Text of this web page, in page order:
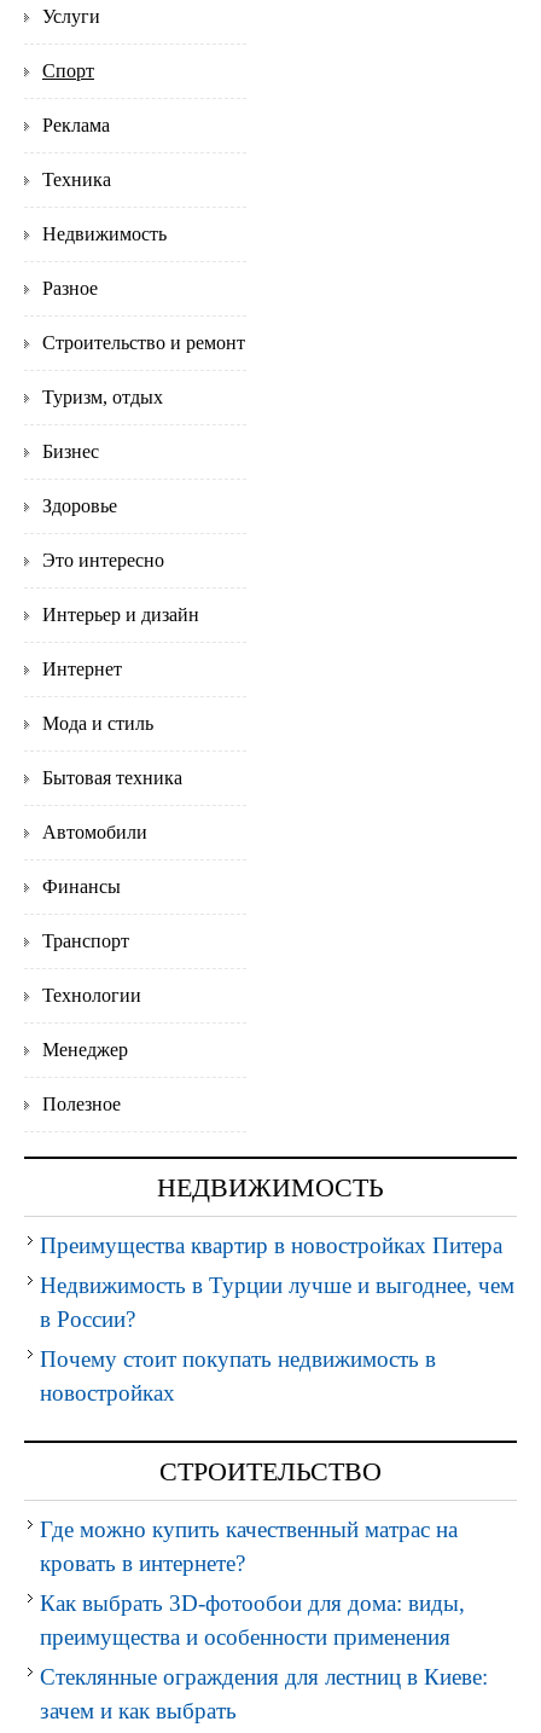
Услуги
Спорт
Реклама
Техника
Недвижимость
Разное
Строительство и ремонт
Туризм, отдых
Бизнес
Здоровье
Это интересно
Интерьер и дизайн
Интернет
Мода и стиль
Бытовая техника
Автомобили
Финансы
Транспорт
Технологии
Менеджер
Полезное
НЕДВИЖИМОСТЬ
Преимущества квартир в новостройках Питера
Недвижимость в Турции лучше и выгоднее, чем
в России?
Почему стоит покупать недвижимость в
новостройках
СТРОИТЕЛЬСТВО
Где можно купить качественный матрас на
кровать в интернете?
Как выбрать 3D-фотообои для дома: виды,
преимущества и особенности применения
Стеклянные ограждения для лестниц в Киеве:
зачем и как выбрать